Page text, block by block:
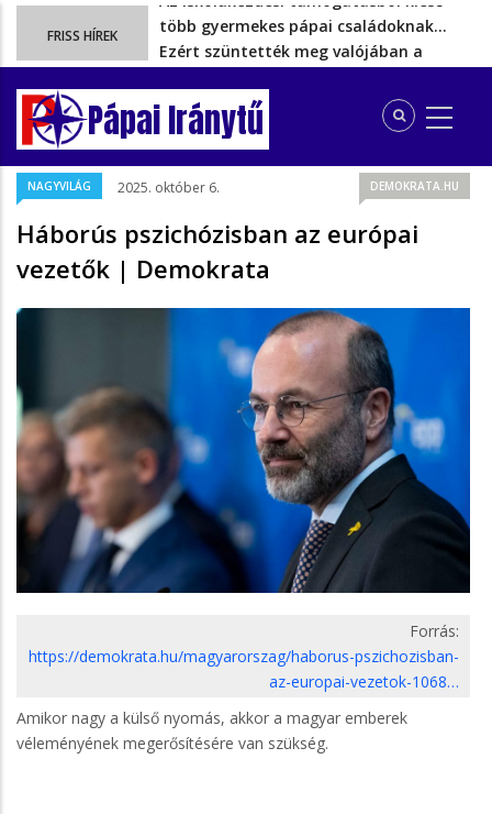
FRISS HÍREK
Ezért szüntették meg valójában a
szén‑dioxid‑kvóta‑adót
Energiakrízis: Magyar Péter szerint még
hetekig nem lehet…
A spanyol enklávét elárasztják a
tengeren érkező migránsok
Rétvári Bence: Magyar Péter gőzerővel
hátrál ki a tanároknak tett…
Az iskolakezdési támogatásból kieső
több gyermekes pápai családoknak…
Pápai Iránytű
NAGYVILÁG 2025. október 6. DEMOKRATA.HU
Háborús pszichózisban az európai
vezetők | Demokrata
Forrás:
https://demokrata.hu/magyarorszag/haborus-pszichozisban-
az-europai-vezetok-1068…
Amikor nagy a külső nyomás, akkor a magyar emberek
véleményének megerősítésére van szükség.